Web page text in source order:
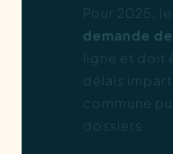
Pour 2025, le
demande
ligne et doit
délais
commune
dossiers